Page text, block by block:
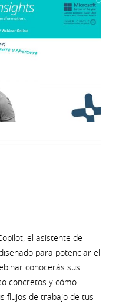
el asistente de
para potenciar el
conocerás sus
concretos y cómo
flujos de trabajo de tus